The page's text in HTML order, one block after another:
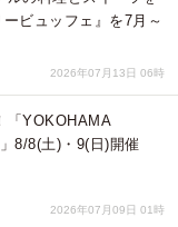
ビュッフェ』を7月～
2026年07月13日 06時
「YOKOHAMA
8/8(土)・9(日)開催
2026年07月09日 01時